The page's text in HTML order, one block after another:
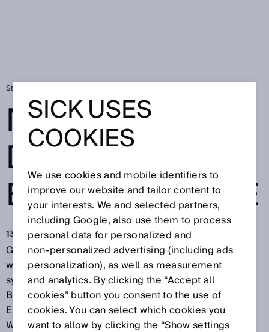
Startseite
MEHR GAS FÜR
DIE
ENERGIEWENDE
13.06.2018
Grüne Technologien zur Energieerzeugung machen
wahrhaftig Hoffnung: Bio-Kohle kann bereits
synthetisch durch CO2-Recycling hergestellt werden,
Bio-Butanol durch genveränderte Mikroben; Bio-
Erdgas und Bio-Wasserstoff lassen sich per
Windstromelektrolyse erzeugen. Doch bis das alles
SICK USES
COOKIES
We use cookies and mobile identifiers to
improve our website and tailor content to
your interests. We and selected partners,
including Google, also use them to process
personal data for personalized and
non‑personalized advertising (including ads
personalization), as well as measurement
and analytics. By clicking the “Accept all
cookies” button you consent to the use of
cookies. You can select which cookies you
want to allow by clicking the “Show settings